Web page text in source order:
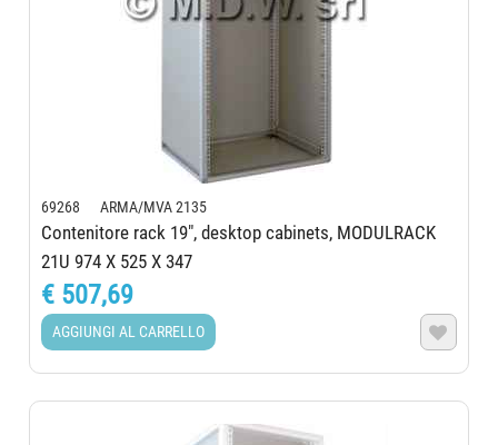
69268 ARMA/MVA 2135
Contenitore rack 19", desktop cabinets, MODULRACK
21U 974 X 525 X 347
€ 507,69
AGGIUNGI AL CARRELLO 